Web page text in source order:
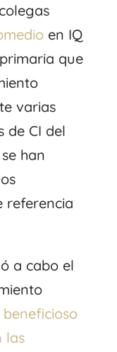
en IQ
que
varias
de CI del
han
referencia
a cabo el
las